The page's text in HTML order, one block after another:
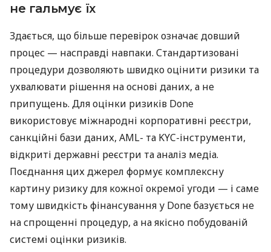
не гальмує їх
Здається, що більше перевірок означає довший
процес — насправді навпаки. Стандартизовані
процедури дозволяють швидко оцінити ризики та
ухвалювати рішення на основі даних, а не
припущень. Для оцінки ризиків Done
використовує міжнародні корпоративні реєстри,
санкційні бази даних, AML- та KYC-інструменти,
відкриті державні реєстри та аналіз медіа.
Поєднання цих джерел формує комплексну
картину ризику для кожної окремої угоди — і саме
тому швидкість фінансування у Done базується не
на спрощенні процедур, а на якісно побудованій
системі оцінки ризиків.